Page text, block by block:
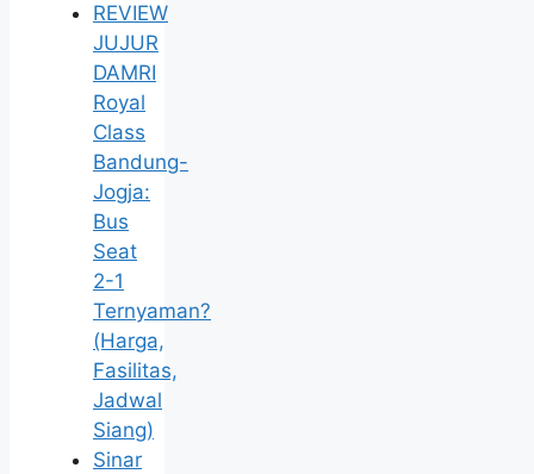
REVIEW
JUJUR
DAMRI
Royal
Class
Bandung-
Jogja:
Bus
Seat
2-1
Ternyaman?
(Harga,
Fasilitas,
Jadwal
Siang)
Sinar